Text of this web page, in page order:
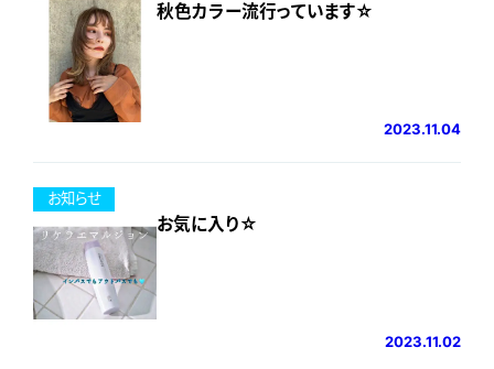
秋色カラー流行っています☆
2023.11.04
お知らせ
お気に入り☆
2023.11.02